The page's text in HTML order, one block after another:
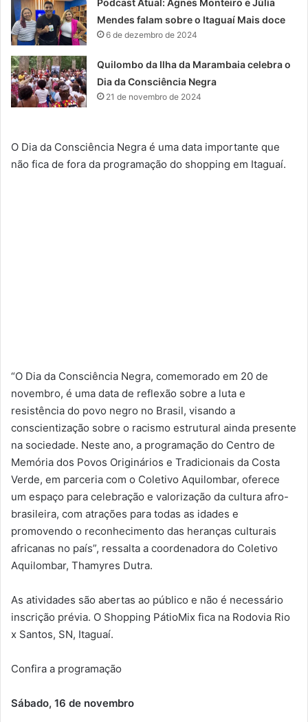
Podcast Atual: Agnes Monteiro e Júlia
Mendes falam sobre o Itaguaí Mais doce
6 de dezembro de 2024
Quilombo da Ilha da Marambaia celebra o
Dia da Consciência Negra
21 de novembro de 2024
O Dia da Consciência Negra é uma data importante que
não fica de fora da programação do shopping em Itaguaí.
“O Dia da Consciência Negra, comemorado em 20 de
novembro, é uma data de reflexão sobre a luta e
resistência do povo negro no Brasil, visando a
conscientização sobre o racismo estrutural ainda presente
na sociedade. Neste ano, a programação do Centro de
Memória dos Povos Originários e Tradicionais da Costa
Verde, em parceria com o Coletivo Aquilombar, oferece
um espaço para celebração e valorização da cultura afro-
brasileira, com atrações para todas as idades e
promovendo o reconhecimento das heranças culturais
africanas no país”, ressalta a coordenadora do Coletivo
Aquilombar, Thamyres Dutra.
As atividades são abertas ao público e não é necessário
inscrição prévia. O Shopping PátioMix fica na Rodovia Rio
x Santos, SN, Itaguaí.
Confira a programação
Sábado, 16 de novembro